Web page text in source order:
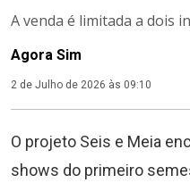
A venda é limitada a dois
Agora Sim
2 de Julho de 2026 às 09:10
O projeto Seis e Meia
shows do primeiro